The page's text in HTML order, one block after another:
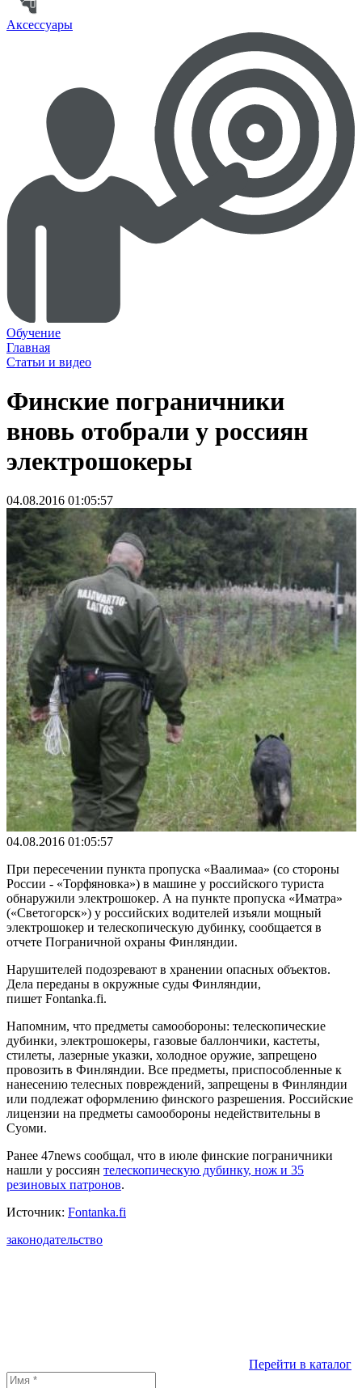
Аксессуары
Обучение
Главная
Статьи и видео
Финские пограничники
вновь отобрали у россиян
электрошокеры
04.08.2016 01:05:57
04.08.2016 01:05:57
При пересечении пункта пропуска «Ваалимаа» (со стороны
России - «Торфяновка») в машине у российского туриста
обнаружили электрошокер. А на пункте пропуска «Иматра»
(«Светогорск») у российских водителей изъяли мощный
электрошокер и телескопическую дубинку, сообщается в
отчете Пограничной охраны Финляндии.
Нарушителей подозревают в хранении опасных объектов.
Дела переданы в окружные суды Финляндии,
пишет Fontanka.fi.
Напомним, что предметы самообороны: телескопические
дубинки, электрошокеры, газовые баллончики, кастеты,
стилеты, лазерные указки, холодное оружие, запрещено
провозить в Финляндии. Все предметы, приспособленные к
нанесению телесных повреждений, запрещены в Финляндии
или подлежат оформлению финского разрешения. Российские
лицензии на предметы самообороны недействительны в
Суоми.
Ранее 47news сообщал, что в июле финские пограничники
нашли у россиян телескопическую дубинку, нож и 35
резиновых патронов.
Источник: Fontanka.fi
законодательство
Перейти в каталог